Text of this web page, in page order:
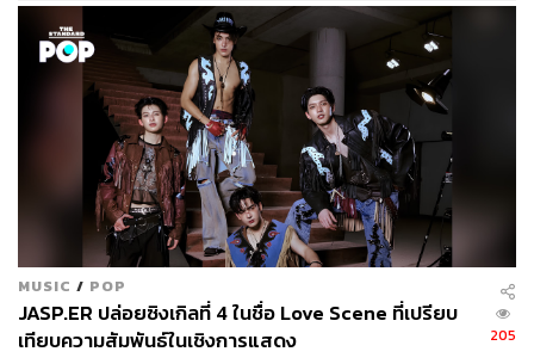
MUSIC / POP
JASP.ER ปล่อยซิงเกิลที่ 4 ในชื่อ Love Scene ที่เปรียบ
เทียบความสัมพันธ์ในเชิงการแสดง
205